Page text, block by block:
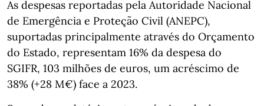
As despesas reportadas pela Autoridade Nacional
de Emergência e Proteção Civil (ANEPC),
suportadas principalmente através do Orçamento
do Estado, representam 16% da despesa do
SGIFR, 103 milhões de euros, um acréscimo de
38% (+28 M€) face a 2023.